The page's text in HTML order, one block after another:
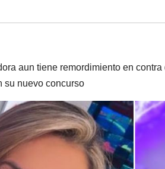
aun tiene remordimiento en
su nuevo concurso